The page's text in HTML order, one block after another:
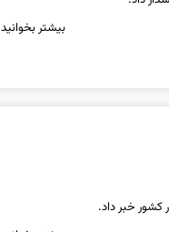
بیشتر بخوانید
کشور خبر داد.